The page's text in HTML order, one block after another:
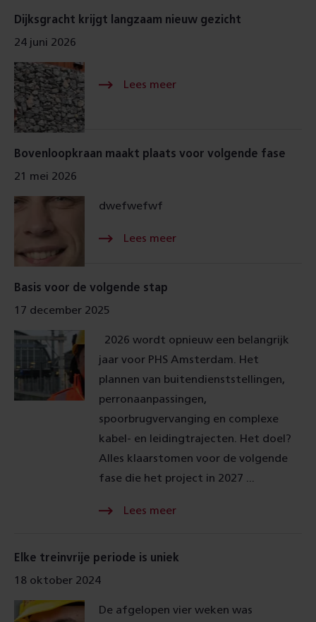
Dijksgracht krijgt langzaam nieuw gezicht
24 juni 2026
Bovenloopkraan maakt plaats voor volgende fase
21 mei 2026
dwefwefwf
Basis voor de volgende stap
17 december 2025
2026 wordt opnieuw een belangrijk
jaar voor PHS Amsterdam. Het
plannen van buitendienststellingen,
perronaanpassingen,
spoorbrugvervanging en complexe
kabel- en leidingtrajecten. Het doel?
Alles klaarstomen voor de volgende
fase die het project in 2027 ...
Elke treinvrije periode is uniek
18 oktober 2024
De afgelopen vier weken was